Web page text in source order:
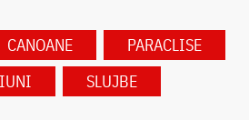
CANOANE
PARACLISE
SLUJBE